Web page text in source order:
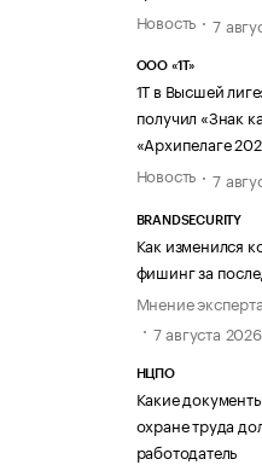
Новость
7
ООО «1Т»
1Т в Высшей
получил «Знак
«Архипелаге
Новость
7
BRANDSECURITY
Как изменился
фишинг за
Мнение эксперта
7 августа 2026
НЦПО
Какие
охране труда
работодатель